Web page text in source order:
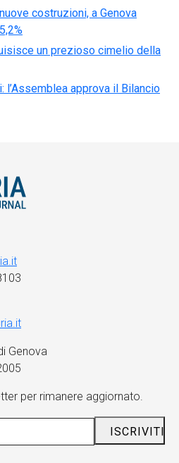
costruzioni, a Genova
un prezioso cimelio della
l’Assemblea approva il Bilancio
Genova
per rimanere aggiornato.